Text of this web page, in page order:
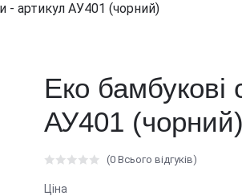
- артикул АУ401 (чорний)
Еко бамбукові
АУ401 (чорний)
(0 Всього відгуків)
Ціна